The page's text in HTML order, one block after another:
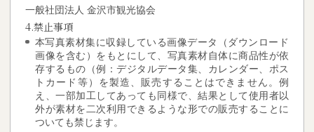
一般社団法人 金沢市観光協会
4.禁止事項
本写真素材集に収録している画像データ（ダウンロード
画像を含む）をもとにして、写真素材自体に商品性が依
存するもの（例：デジタルデータ集、カレンダー、ポス
トカード等）を製造、販売することはできません。例
え、一部加工してあっても同様で、結果として使用者以
外が素材を二次利用できるような形での販売することに
ついても禁じます。